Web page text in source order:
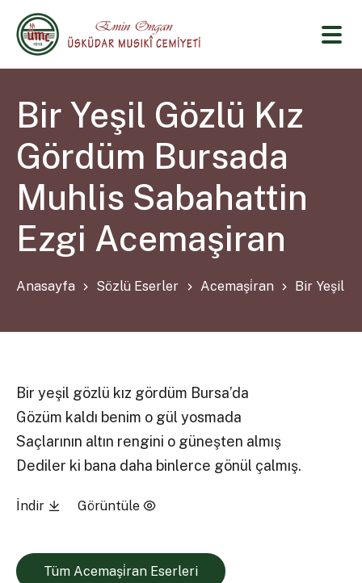
Bir Yeşil Gözlü Kız
Gördüm Bursada
Muhlis Sabahattin
Ezgi Acemaşiran
Anasayfa Sözlü Eserler Acemaşi̇ran Bir Yeşil
Bir yeşil gözlü kız gördüm Bursa’da
Gözüm kaldı benim o gül yosmada
Saçlarının altın rengini o güneşten almış
Dediler ki bana daha binlerce gönül çalmış.
İndir Görüntüle
Tüm Acemaşi̇ran Eserleri